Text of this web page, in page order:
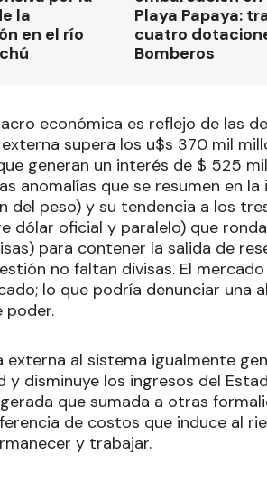
la
en el río
Playa Papaya:
cuatro
Bomberos
económica es reflejo de las
supera los u$s 370 mil
generan un interés de $ 525
anomalías que se resumen en
del peso) y su tendencia a los
dólar oficial y paralelo) que
para contener la salida de
no faltan divisas. El
lo que podría denunciar una
poder.
externa al sistema igualmente
y disminuye los ingresos del
que sumada a otras
de costos que induce al
y trabajar.